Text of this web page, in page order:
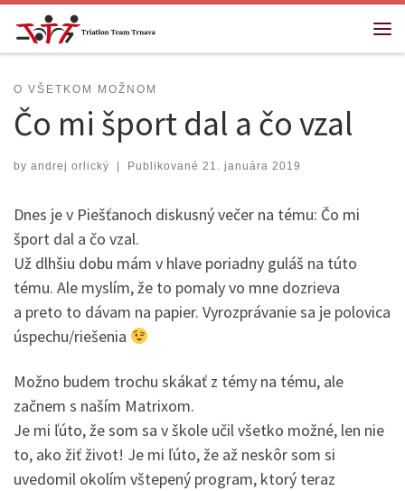
Skip to content
O VŠETKOM MOŽNOM
Čo mi šport dal a čo vzal
by andrej orlický Publikované 21. januára 2019
Dnes je v Piešťanoch diskusný večer na tému: Čo mi
šport dal a čo vzal.
Už dlhšiu dobu mám v hlave poriadny guláš na túto
tému. Ale myslím, že to pomaly vo mne dozrieva
a preto to dávam na papier. Vyrozprávanie sa je polovica
úspechu/riešenia
Možno budem trochu skákať z témy na tému, ale
začnem s naším Matrixom.
Je mi ľúto, že som sa v škole učil všetko možné, len nie
to, ako žiť život! Je mi ľúto, že až neskôr som si
uvedomil okolím vštepený program, ktorý teraz